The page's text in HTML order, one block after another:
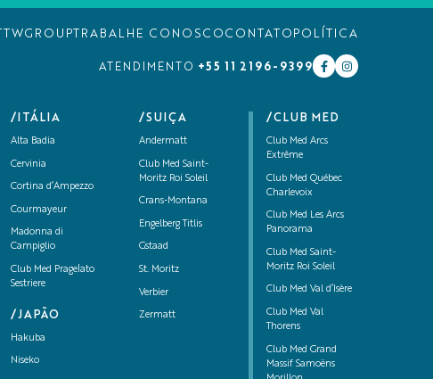
TTWGROUP TRABALHE CONOSCO CONTATO POLÍTICA
ATENDIMENTO +55 11 2196-9399
/ITÁLIA
Alta Badia
Cervinia
Cortina d’Ampezzo
Courmayeur
Madonna di
Campiglio
Club Med Pragelato
Sestriere
/JAPÃO
Hakuba
Niseko
/SUIÇA
Andermatt
Club Med Saint-
Moritz Roi Soleil
Crans-Montana
Engelberg Titlis
Gstaad
St. Moritz
Verbier
Zermatt
/CLUB MED
Club Med Arcs
Extrême
Club Med Québec
Charlevoix
Club Med Les Arcs
Panorama
Club Med Saint-
Moritz Roi Soleil
Club Med Val d’Isère
Club Med Val
Thorens
Club Med Grand
Massif Samoëns